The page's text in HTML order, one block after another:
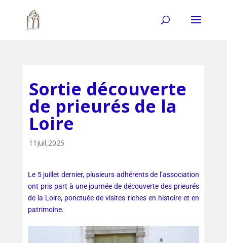
Sortie découverte
de prieurés de la
Loire
11Juil,2025
Le 5 juillet dernier, plusieurs adhérents de l’association
ont pris part à une journée de découverte des prieurés
de la Loire, ponctuée de visites riches en histoire et en
patrimoine.